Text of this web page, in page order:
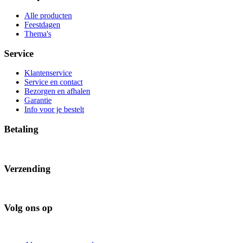
Alle producten
Feestdagen
Thema's
Service
Klantenservice
Service en contact
Bezorgen en afhalen
Garantie
Info voor je bestelt
Betaling
Verzending
Volg ons op